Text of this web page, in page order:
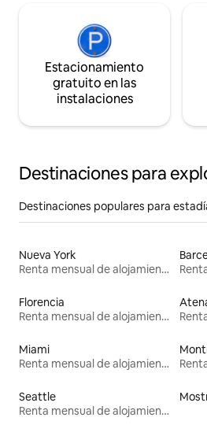
Estacionamiento
gratuito en las
instalaciones
Destinaciones para
Destinaciones populares para
Nueva York
Renta mensual de alojamientos
Florencia
Renta mensual de alojamientos
Miami
Renta mensual de alojamientos
Seattle
Renta mensual de alojamientos